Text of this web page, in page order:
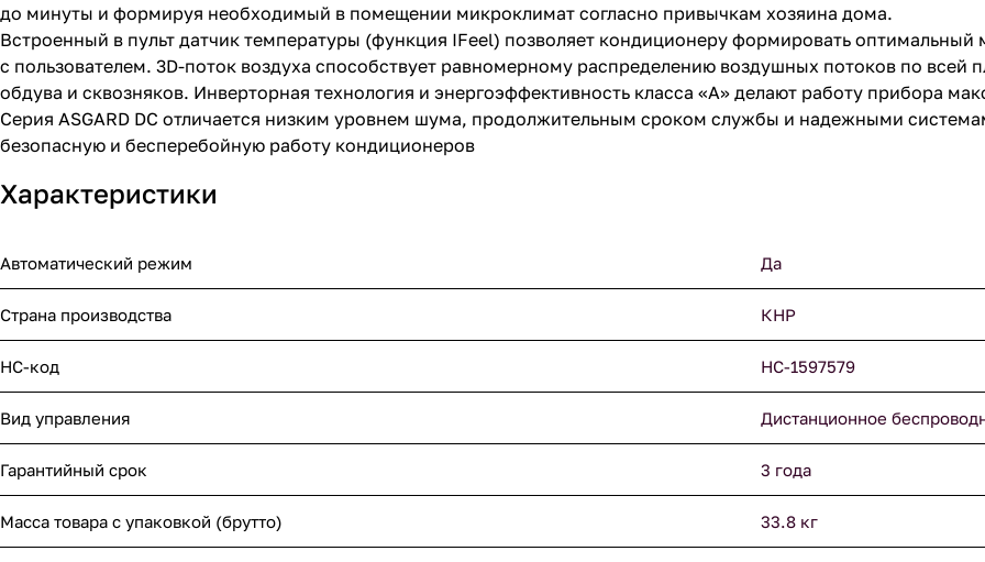
до минуты и формируя необходимый в помещении микроклимат согласно привычкам хозяина дома.
Встроенный в пульт датчик температуры (функция IFeel) позволяет кондиционеру формировать
с пользователем. 3D-поток воздуха способствует равномерному распределению воздушных потоков по всей
обдува и сквозняков. Инверторная технология и энергоэффективность класса «А» делают работу прибора
Серия ASGARD DC отличается низким уровнем шума, продолжительным сроком службы и надежными
безопасную и бесперебойную работу кондиционеров
Характеристики
Автоматический режим Да
Страна производства КНР
НС-код НС-1597579
Вид управления Дистанционное
Гарантийный срок 3 года
Масса товара с упаковкой (брутто) 33.8 кг